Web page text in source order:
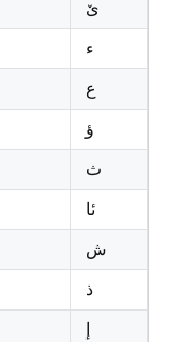
ێ
ء
ع
ؤ
ث
ئا
ش
ذ